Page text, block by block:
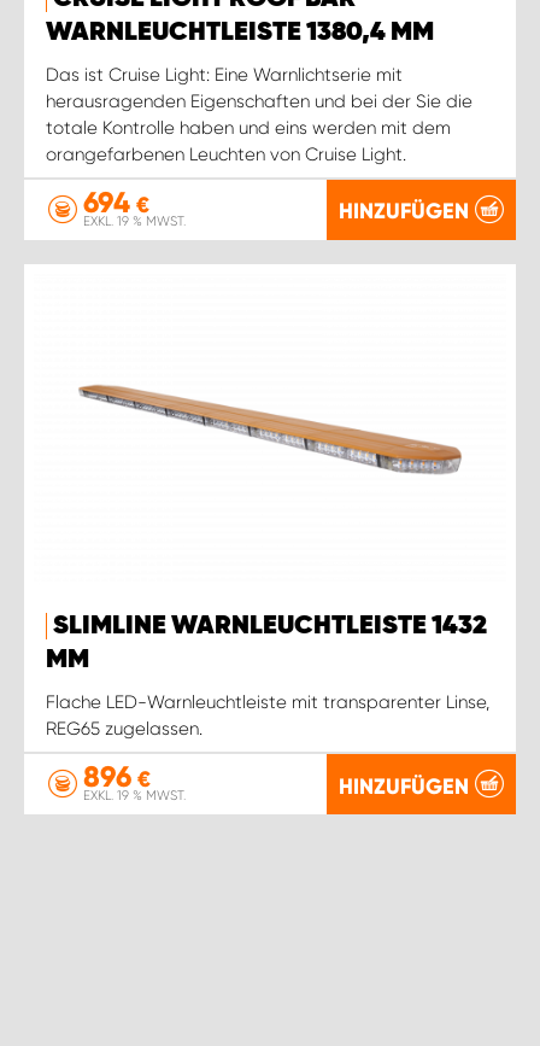
WARNLEUCHTLEISTE 1380,4 MM
Das ist Cruise Light: Eine Warnlichtserie mit
herausragenden Eigenschaften und bei der Sie die
totale Kontrolle haben und eins werden mit dem
orangefarbenen Leuchten von Cruise Light.
694 €
EXKL. 19 % MWST. HINZUFÜGEN
SLIMLINE WARNLEUCHTLEISTE 1432
MM
Flache LED-Warnleuchtleiste mit transparenter Linse,
REG65 zugelassen.
896 €
EXKL. 19 % MWST. HINZUFÜGEN
WORK SYSTEM STUTTGART